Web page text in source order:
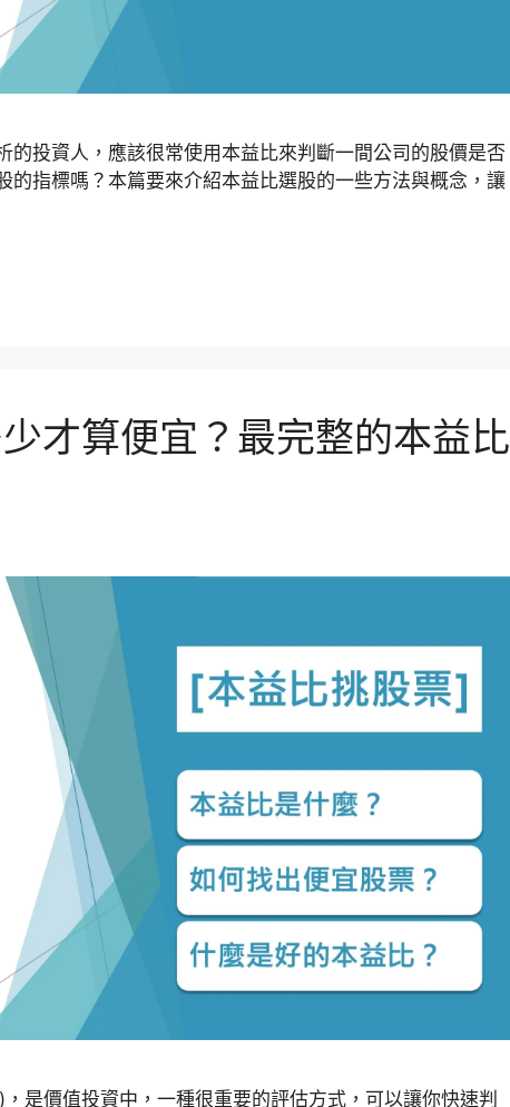
的投資人，應該很常使用本益比來判斷一間公司的股價是否
的指標嗎？本篇要來介紹本益比選股的一些方法與概念，讓
才算便宜？最完整的本益比
是價值投資中，一種很重要的評估方式，可以讓你快速判